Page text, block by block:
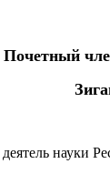
Почетный
науки